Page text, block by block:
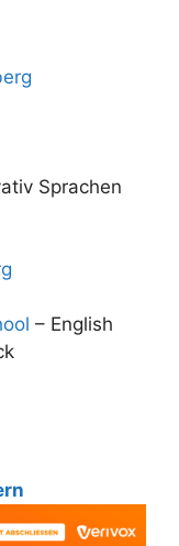
Sprachen
– English